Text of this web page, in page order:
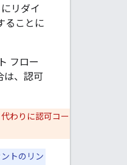
リダイ
ることに
フロー
は、認可
わりに認可コー
トのリン